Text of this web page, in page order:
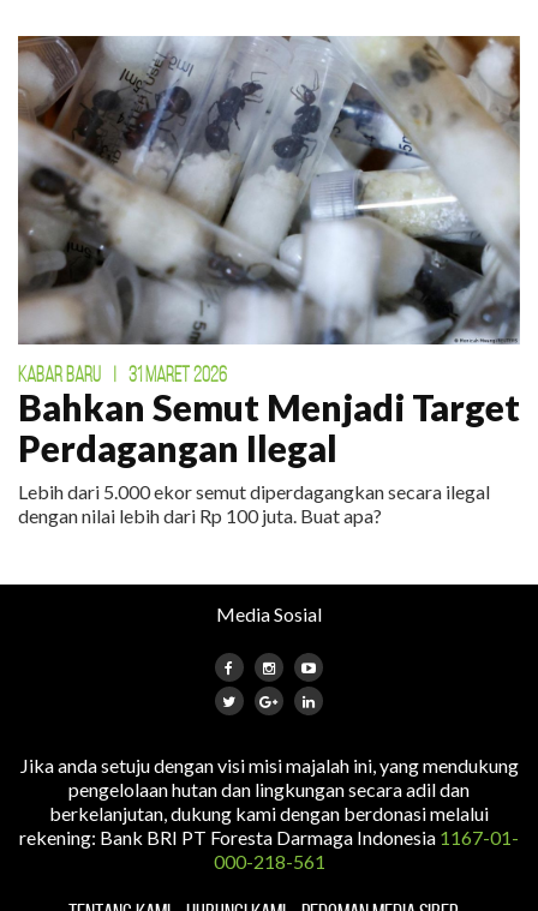
KABAR BARU 31 MARET 2026
Bahkan Semut Menjadi Target
Perdagangan Ilegal
Lebih dari 5.000 ekor semut diperdagangkan secara ilegal
dengan nilai lebih dari Rp 100 juta. Buat apa?
Media Sosial
Jika anda setuju dengan visi misi majalah ini, yang mendukung
pengelolaan hutan dan lingkungan secara adil dan
berkelanjutan, dukung kami dengan berdonasi melalui
rekening: Bank BRI PT Foresta Darmaga Indonesia 1167-01-
000-218-561